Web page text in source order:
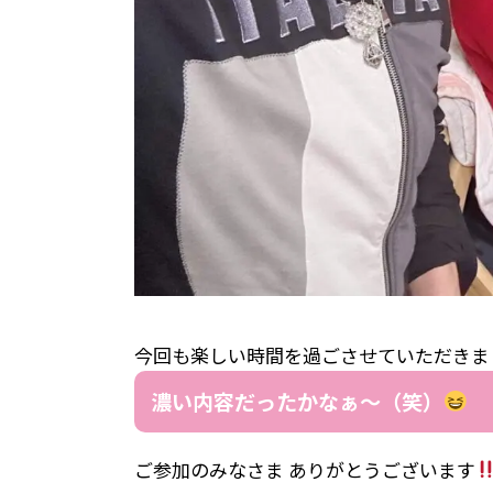
今回も楽しい時間を過ごさせていただき
濃い内容だったかなぁ〜（笑）
ご参加のみなさま ありがとうございます